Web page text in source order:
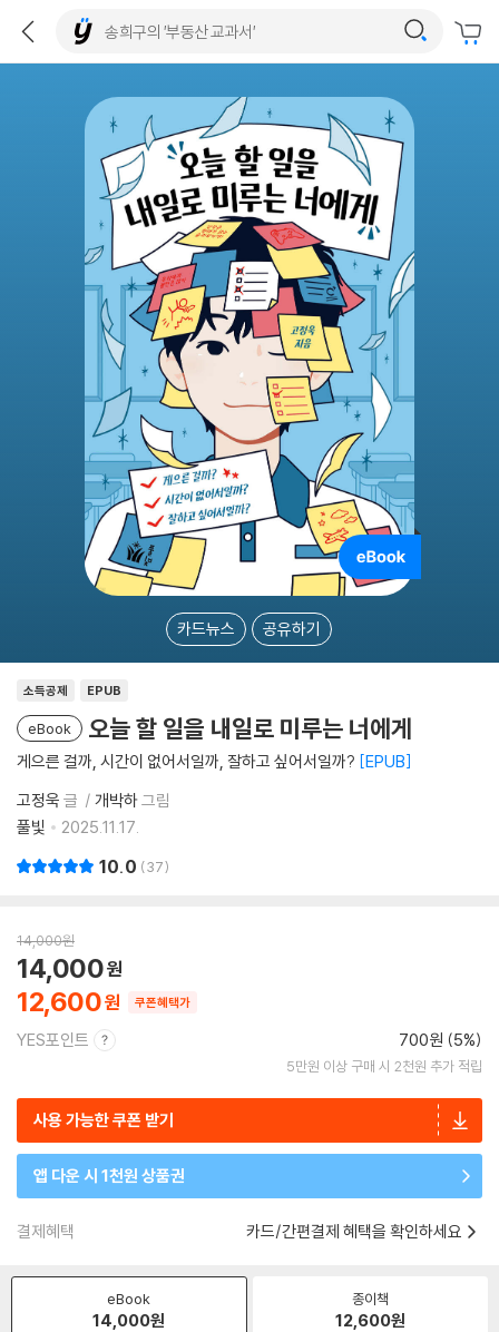
카드뉴스 공유하기
소득공제 EPUB
eBook 오늘 할 일을 내일로 미루는 너에게
게으른 걸까, 시간이 없어서일까, 잘하고 싶어서일까? EPUB
고정욱 글 개박하그림
풀빛
2025.11.17.
10.0 37
14,000원
12,600
14,000
쿠폰혜택가
YES포인트 700원 (5%)
5만원 이상 구매 시 2천원 추가 적립
사용 가능한 쿠폰 받기
앱 다운 시 1천원 상품권
결제혜택 카드/간편결제 혜택을 확인하세요
eBook
14,000원
종이책
12,600원